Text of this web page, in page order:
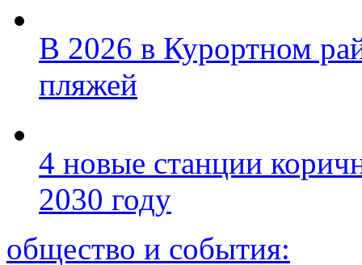
В 2026 в Курортном
пляжей
4 новые станции
2030 году
общество и события: